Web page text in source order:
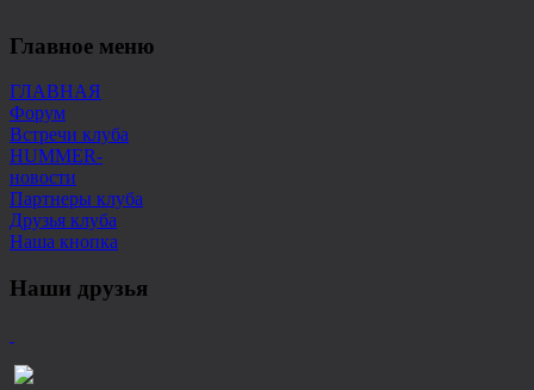
Главное меню
ГЛАВНАЯ
Форум
Встречи клуба
HUMMER-
новости
Партнеры клуба
Друзья клуба
Наша кнопка
Наши друзья